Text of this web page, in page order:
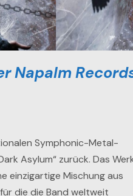
Napalm
Symphonic-Metal-
Asylum“ zurück. Das
einzigartige Mischung aus
die die Band weltweit